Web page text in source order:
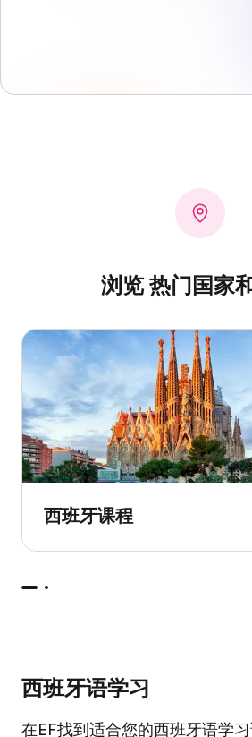
浏览 热门国家
西班牙课程
西班牙语学习
在EF找到适合您的西班牙语学